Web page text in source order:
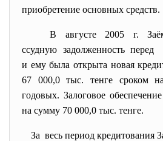
приобретение основных средств.
В августе 2005 г.
ссудную задолженность
и ему была открыта новая
67 000,0 тыс. тенге сроком
годовых. Залоговое
на сумму 70 000,0 тыс. тенге.
За весь период кредитования